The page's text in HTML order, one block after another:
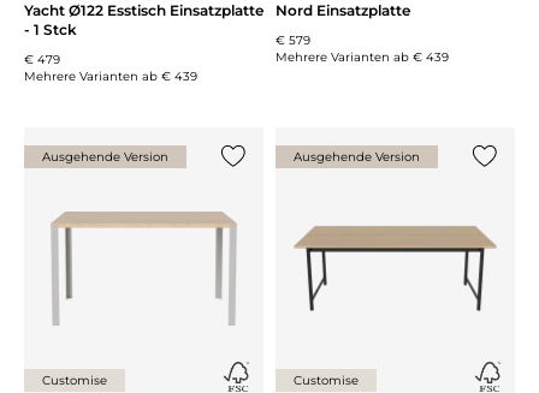
Yacht Ø122 Esstisch Einsatzplatte
- 1 Stck
€ 479
Mehrere Varianten ab € 439
Nord Einsatzplatte
€ 579
Mehrere Varianten ab € 439
Ausgehende Version
Customise
Ausgehende Version
Customise